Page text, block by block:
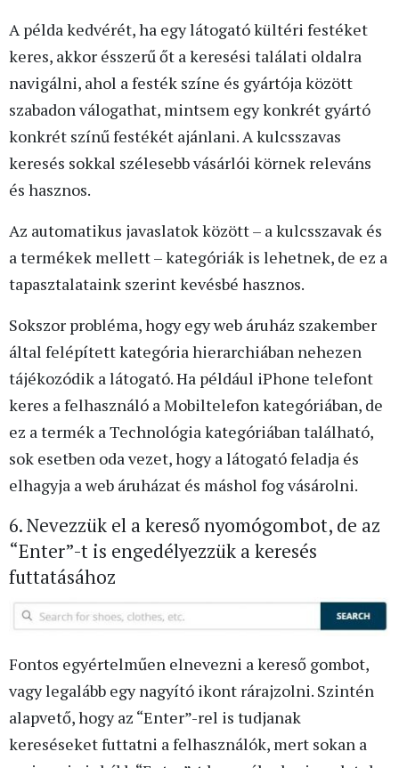
A példa kedvérét, ha egy látogató kültéri festéket
keres, akkor ésszerű őt a keresési találati oldalra
navigálni, ahol a festék színe és gyártója között
szabadon válogathat, mintsem egy konkrét gyártó
konkrét színű festékét ajánlani. A kulcsszavas
keresés sokkal szélesebb vásárlói körnek releváns
és hasznos.
Az automatikus javaslatok között – a kulcsszavak és
a termékek mellett – kategóriák is lehetnek, de ez a
tapasztalataink szerint kevésbé hasznos.
Sokszor probléma, hogy egy web áruház szakember
által felépített kategória hierarchiában nehezen
tájékozódik a látogató. Ha például iPhone telefont
keres a felhasználó a Mobiltelefon kategóriában, de
ez a termék a Technológia kategóriában található,
sok esetben oda vezet, hogy a látogató feladja és
elhagyja a web áruházat és máshol fog vásárolni.
6. Nevezzük el a kereső nyomógombot, de az
“Enter”-t is engedélyezzük a keresés
futtatásához
Fontos egyértelműen elnevezni a kereső gombot,
vagy legalább egy nagyító ikont rárajzolni. Szintén
alapvető, hogy az “Enter”-rel is tudjanak
kereséseket futtatni a felhasználók, mert sokan a